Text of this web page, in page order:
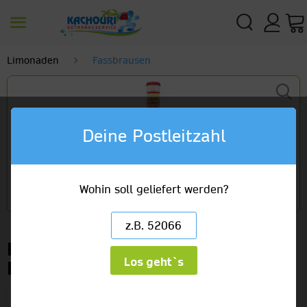
Limonaden Fassbrausen
Krombacher Fassbrause
Rhabarber
Deine Postleitzahl
Wohin soll geliefert werden?
Los geht`s